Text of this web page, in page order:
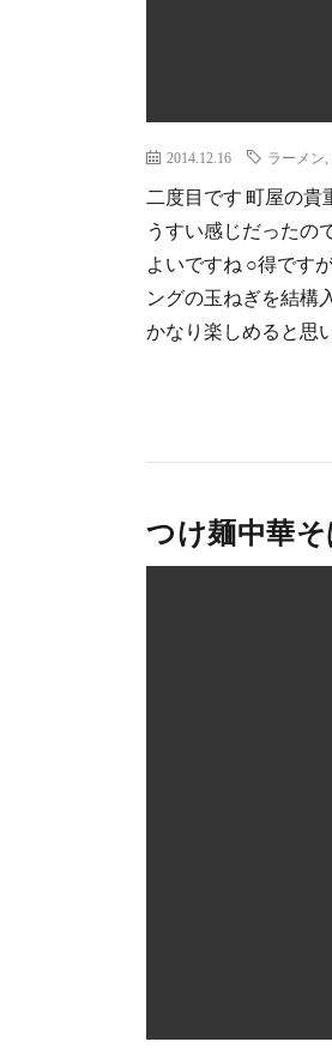
2014.12.16 ラーメン
二度目です 町屋の
うすい感じだったの
よいですね ○得です
ングの玉ねぎを結構
かなり楽しめると思
つけ麺中華